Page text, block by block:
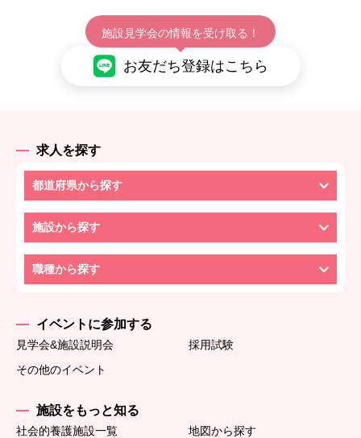
施設見学会の情報を受け取る！
お友だち登録はこちら
求人を探す
都道府県から探す
施設から探す
職種から探す
イベントに参加する
見学会&施設説明会
採用試験
その他のイベント
施設をもっと知る
社会的養護施設一覧
地図から探す